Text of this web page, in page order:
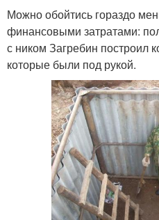
Можно обойтись гораздо
финансовыми затратами:
с ником Загребин построил
которые были под рукой.